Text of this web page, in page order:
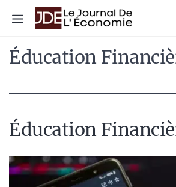
Menu
Éducation
Éducation